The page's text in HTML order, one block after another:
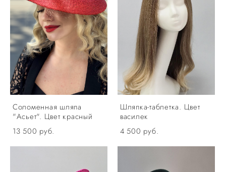
Соломенная шляпа
"Асьет". Цвет красный
13 500 pуб.
Шляпка-таблетка. Цвет
василек
4 500 pуб.